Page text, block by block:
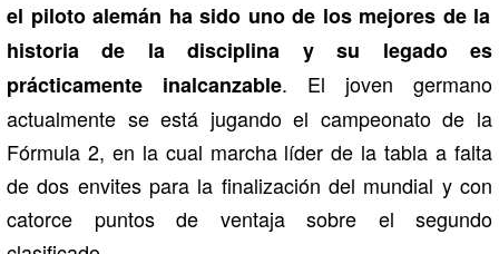
el piloto alemán ha sido uno de los mejores de la
historia de la disciplina y su legado es
prácticamente inalcanzable. El joven germano
actualmente se está jugando el campeonato de la
Fórmula 2, en la cual marcha líder de la tabla a falta
de dos envites para la finalización del mundial y con
catorce puntos de ventaja sobre el segundo